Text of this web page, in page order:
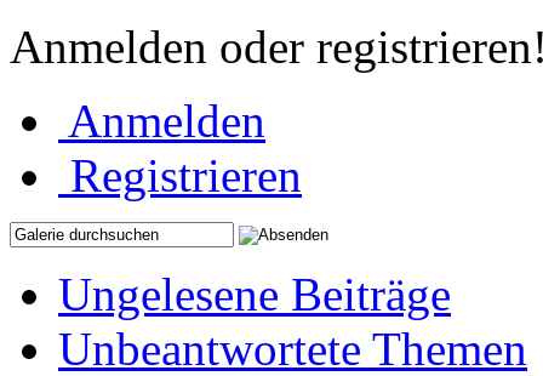
Anmelden oder
Anmelden
Registrieren
Ungelesene Beiträge
Unbeantwortete Themen